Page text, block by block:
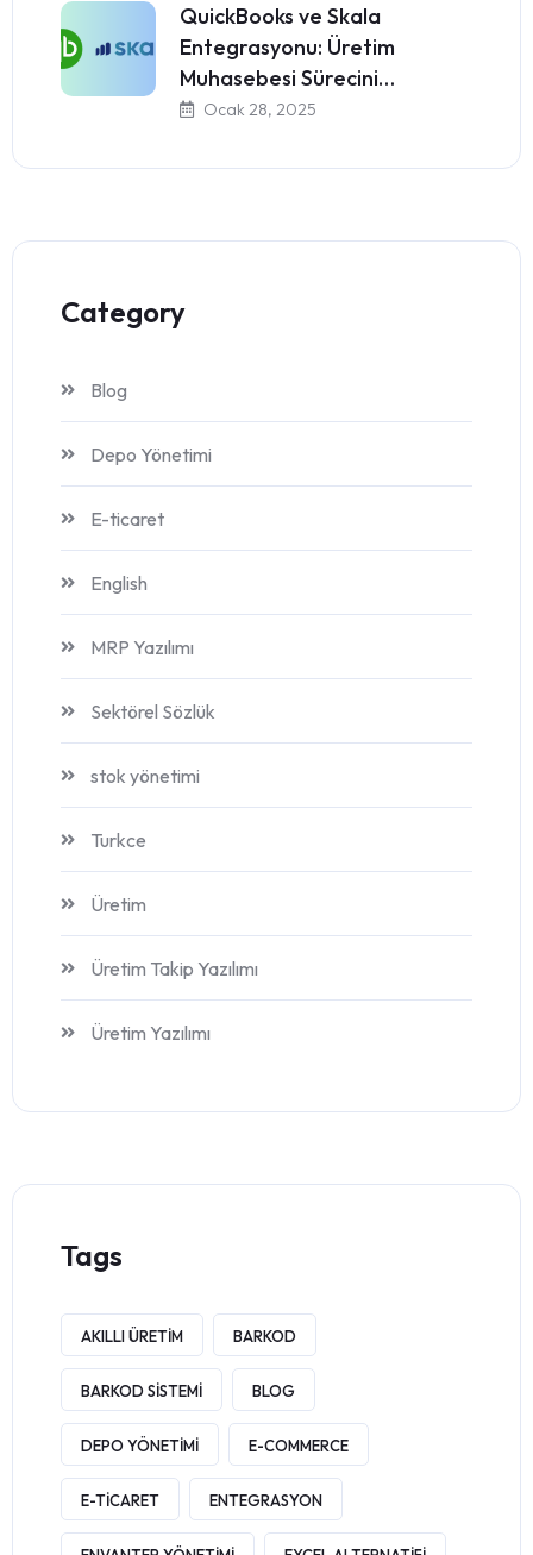
QuickBooks ve Skala
Entegrasyonu: Üretim
Muhasebesi Sürecini…
Ocak 28, 2025
Category
Blog
Depo Yönetimi
E-ticaret
English
MRP Yazılımı
Sektörel Sözlük
stok yönetimi
Turkce
Üretim
Üretim Takip Yazılımı
Üretim Yazılımı
Tags
AKILLI ÜRETIM BARKOD
BARKOD SISTEMI BLOG
DEPO YÖNETIMI E-COMMERCE
E-TICARET ENTEGRASYON